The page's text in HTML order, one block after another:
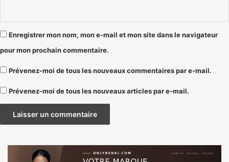
Enregistrer mon nom, mon e-mail et mon site dans le navigateur
pour mon prochain commentaire.
Prévenez-moi de tous les nouveaux commentaires par e-mail.
Prévenez-moi de tous les nouveaux articles par e-mail.